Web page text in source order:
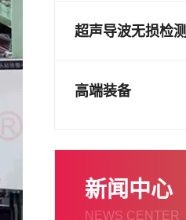
超声导波无损检测
高端装备
新闻中心
NEWS CENTER